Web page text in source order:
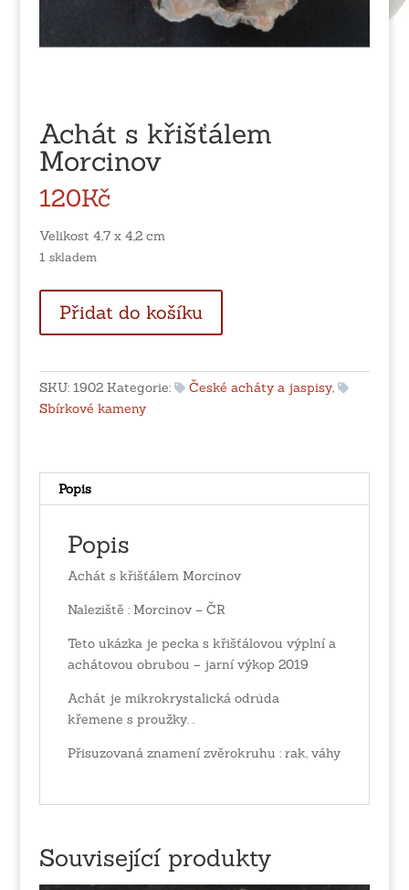
Achát s křišťálem
Morcinov
120Kč
Velikost 4,7 x 4,2 cm
1 skladem
křišťálem
množství
Přidat do košíku
SKU: 1902 Kategorie: České acháty a jaspisy,
Sbírkové kameny
Popis
Popis
Achát s křišťálem Morcinov
Naleziště : Morcinov – ČR
Teto ukázka je pecka s křišťálovou výplní a
achátovou obrubou – jarní výkop 2019
Achát je mikrokrystalická odrůda
křemene s proužky. .
Přisuzovaná znamení zvěrokruhu : rak, váhy
Související produkty